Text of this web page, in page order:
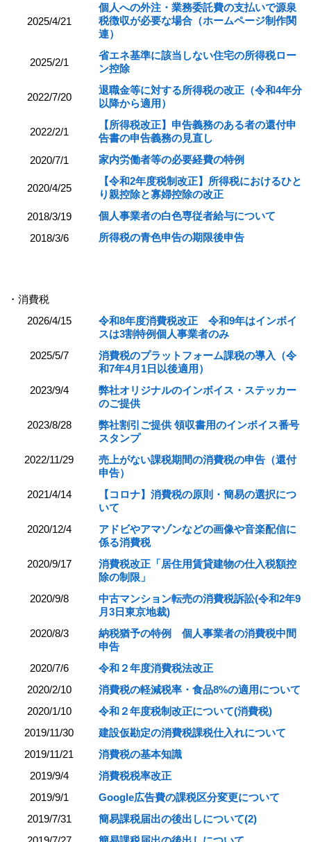
2025/4/21
個人への外注・業務委託費の支払いで源泉
税徴収が必要な場合（ホームページ制作関
連）
2025/2/1
省エネ基準に該当しない住宅の所得税ロー
ン控除
2022/7/20
退職金等に対する所得税の改正（令和4年分
以降から適用）
2022/2/1
【所得税改正】申告義務のある者の還付申
告書の申告義務の見直し
2020/7/1
家内労働者等の必要経費の特例
2020/4/25
【令和2年度税制改正】所得税におけるひと
り親控除と寡婦控除の改正
2018/3/19
個人事業者の白色専従者給与について
2018/3/6
所得税の青色申告の期限後申告
・消費税
2026/4/15
令和8年度消費税改正 令和9年はインボイ
スは3割特例個人事業者のみ
2025/5/7
消費税のプラットフォーム課税の導入（令
和7年4月1日以後適用）
2023/9/4
弊社オリジナルのインボイス・ステッカー
のご提供
2023/8/28
弊社割引ご提供 領収書用のインボイス番号
スタンプ
2022/11/29
売上がない課税期間の消費税の申告（還付
申告）
2021/4/14
【コロナ】消費税の原則・簡易の選択につ
いて
2020/12/4
アドビやアマゾンなどの画像や音楽配信に
係る消費税
2020/9/17
消費税改正「居住用賃貸建物の仕入税額控
除の制限」
2020/9/8
中古マンション転売の消費税訴訟(令和2年9
月3日東京地裁)
2020/8/3
納税猶予の特例 個人事業者の消費税中間
申告
2020/7/6
令和２年度消費税法改正
2020/2/10
消費税の軽減税率・食品8%の適用について
2020/1/10
令和２年度税制改正について(消費税)
2019/11/30
建設仮勘定の消費税課税仕入れについて
2019/11/21
消費税の基本知識
2019/9/4
消費税税率改正
2019/9/1
Google広告費の課税区分変更について
2019/7/31
簡易課税届出の後出しについて(2)